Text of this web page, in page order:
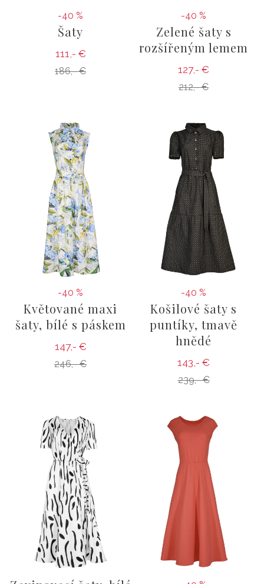
-40 %
Šaty
111,- €
186,- €
-40 %
Zelené šaty s
rozšířeným lemem
127,- €
212,- €
-40 %
Květované maxi
šaty, bílé s páskem
147,- €
246,- €
-40 %
Košilové šaty s
puntíky, tmavě
hnědé
143,- €
239,- €